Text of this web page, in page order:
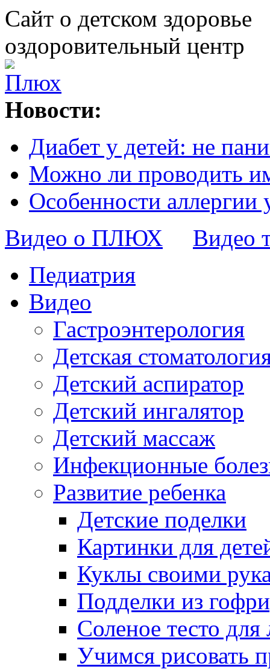
Сайт о детском здоровье
оздоровительный центр
Новости:
Диабет у детей: не
Можно ли проводить
Особенности аллергии
Видео о ПЛЮХ
Видео
Педиатрия
Видео
Гастроэнтерология
Детская
Детский аспиратор
Детский ингалятор
Детский массаж
Инфекционные
Развитие ребенка
Детские поделки
Картинки для
Куклы своими
Подделки из
Соленое тесто для
Учимся рисовать